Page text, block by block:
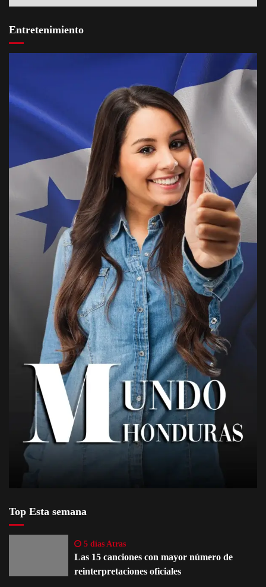
Entretenimiento
Top Esta semana
5 días Atras
Las 15 canciones con mayor número de
reinterpretaciones oficiales